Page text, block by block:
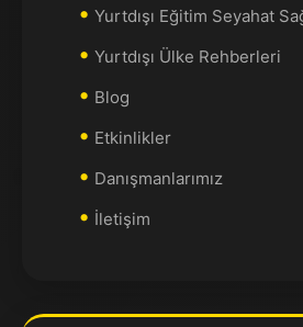
Yurtdışı Eğitim Seyahat
Yurtdışı Ülke Rehberleri
Blog
Etkinlikler
Danışmanlarımız
İletişim